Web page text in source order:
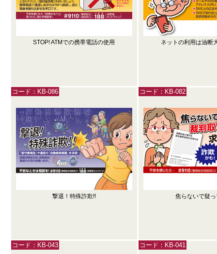
STOP! ATMでの携帯電話の使用 ネットの利用は油断
コード：KB-086
撃退！特殊詐欺!!
コード：KB-082
焦らないで疑
コード：KB-043 コード：KB-041